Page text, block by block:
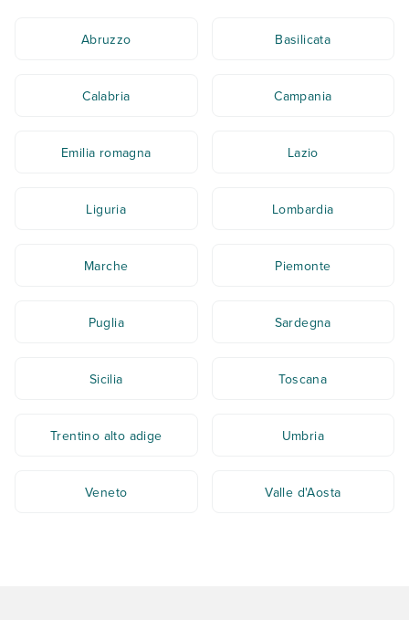
Abruzzo Basilicata
Calabria Campania
Emilia romagna Lazio
Liguria Lombardia
Marche Piemonte
Puglia Sardegna
Sicilia Toscana
Trentino alto adige Umbria
Veneto Valle d'Aosta